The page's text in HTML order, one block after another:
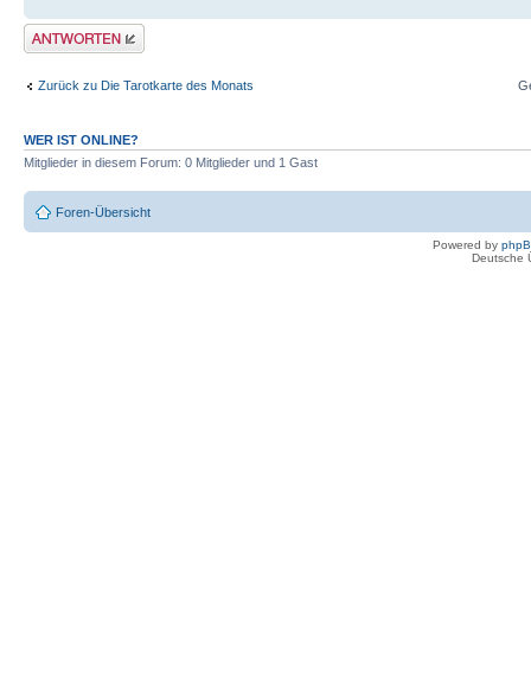
Antwort erstellen
Zurück zu Die Tarotkarte des Monats
WER IST ONLINE?
Mitglieder in diesem Forum: 0 Mitglieder und 1 Gast
Foren-Übersicht
Powered by
Deutsche